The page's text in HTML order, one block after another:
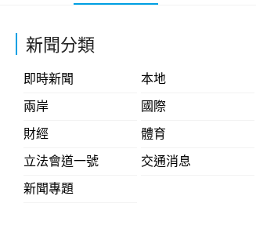
新聞分類
即時新聞
本地
兩岸
國際
財經
體育
立法會道一號
交通消息
新聞專題